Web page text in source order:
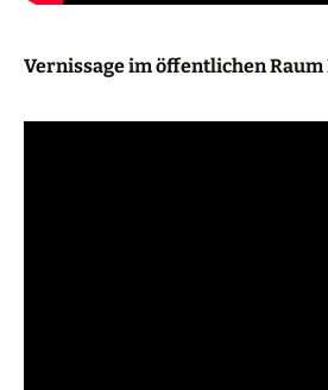
Vernissage im öffentlichen